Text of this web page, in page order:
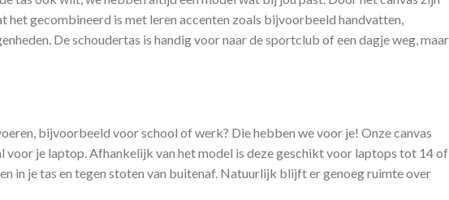
gecombineerd is met leren accenten zoals bijvoorbeeld handvatten,
De schoudertas is handig voor naar de sportclub of een dagje weg, maar
bijvoorbeeld voor school of werk? Die hebben we voor je! Onze canvas
je laptop. Afhankelijk van het model is deze geschikt voor laptops tot 14 of
in je tas en tegen stoten van buitenaf. Natuurlijk blijft er genoeg ruimte over